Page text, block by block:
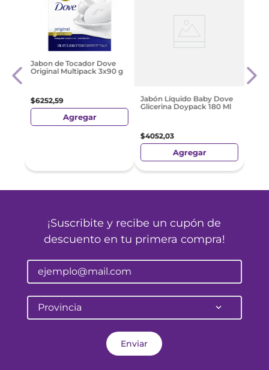
Jabon de Tocador Dove
Original Multipack 3x90 g
$6252,59
Agregar
Jabón Líquido Baby Dove
Glicerina Doypack 180 Ml
$4052,03
Agregar
¡Suscribite y recibe un cupón de
descuento en tu primera compra!
Provincia
Enviar